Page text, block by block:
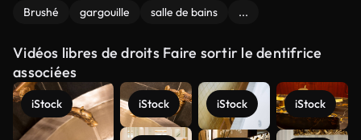
Brushé gargouille salle de bains ...
Vidéos libres de droits Faire sortir le dentifrice
associées
iStock iStock iStock iStock